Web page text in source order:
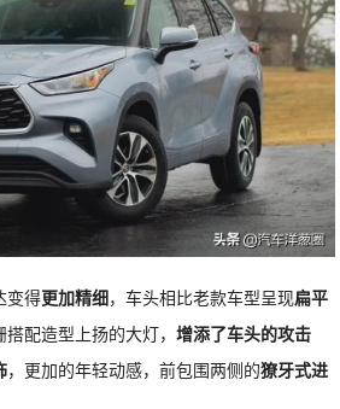
变得更加精细，车头相比老款车型呈现扁平
搭配造型上扬的大灯，增添了车头的攻击
，更加的年轻动感，前包围两侧的獠牙式进